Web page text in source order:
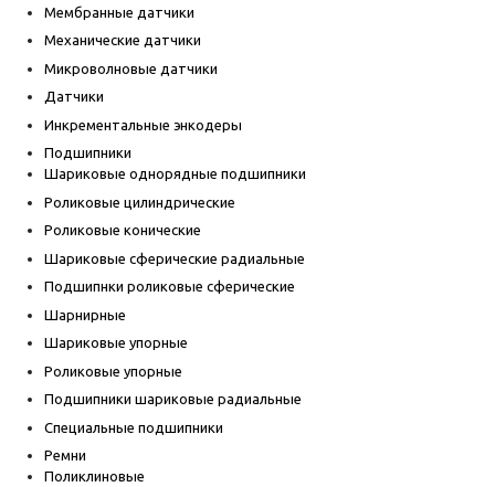
Мембранные датчики
Механические датчики
Микроволновые датчики
Датчики
Инкрементальные энкодеры
Подшипники
Шариковые однорядные подшипники
Роликовые цилиндрические
Роликовые конические
Шариковые сферические радиальные
Подшипнки роликовые сферические
Шарнирные
Шариковые упорные
Роликовые упорные
Подшипники шариковые радиальные
Специальные подшипники
Ремни
Поликлиновые